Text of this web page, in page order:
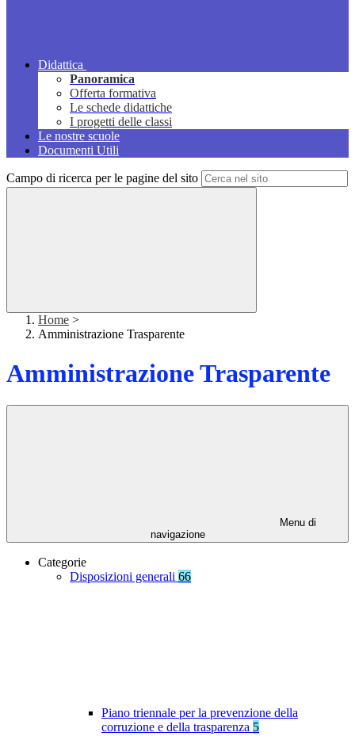
Didattica
Panoramica
Offerta formativa
Le schede didattiche
I progetti delle classi
Le nostre scuole
Documenti Utili
Campo di ricerca per le pagine del sito
Home >
Amministrazione Trasparente
Amministrazione Trasparente
Menu di
navigazione
Categorie
Disposizioni generali 66
Piano triennale per la prevenzione della
corruzione e della trasparenza 5